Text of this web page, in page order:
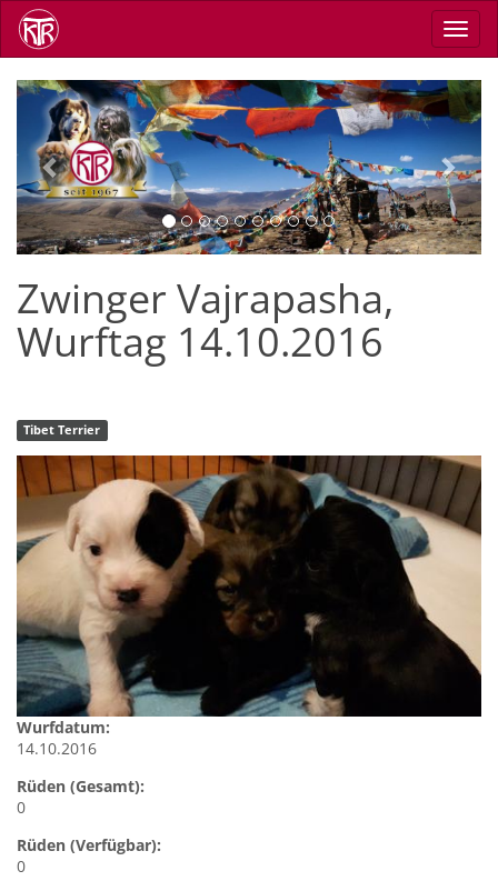
Direkt
zum
Inhalt
Previous Next
Zwinger Vajrapasha,
Wurftag 14.10.2016
Tibet Terrier
Wurfdatum:
14.10.2016
Rüden (Gesamt):
0
Rüden (Verfügbar):
0